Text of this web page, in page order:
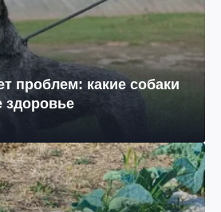
проблем: какие собаки
здоровье